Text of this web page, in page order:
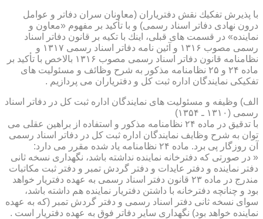
با پذیرش تفكیك نقش دفتریاران (معاونان سران دفاتر و عوامل
درون نهادی دفاتر اسناد رسمی) و با تأكید بر مفهوم «معاون و
نماینده» در قسمت های قبلی، اینك با تكیه بر قانون دفاتر اسناد
رسمی مصوب ۱۳۱۶ و آئین نامه دفاتر اسناد رسمی ۱۳۱۷ و
نظامنامه قانون دفاتر اسناد رسمی مصوب ۱۳۱۶ بالاخص با تأكید بر
ماده ۲۴ و ۲۵ نظامنامه مذكور به شرح وظائف و مسئولیت های
تفكیكی نمایندگان اداره ثبت كل و دفتریاران می پردازیم .
الف) وظیفه و مسئولیت های نمایندگان اداره ثبت كل در دفاتر اسناد
رسمی (۱۳۱۰ ـ ۱۳۵۴)
با تدقیق در ماده ۲۴ نظامنامه مذكور و استفاده از براهین عقلی می
توان به شرح وظایف نمایندگان اداره ثبت كل در دفاتر اسناد رسمی
آن روزگار پی برد. ماده ۲۴ نظامنامه یاد شده مقرر می دارد:
« در صورتی كه دفترخانه نماینده نداشته باشد، نگهداری نسخه ثانی
دفتر نماینده و دفتر عایدات و دفتر گردش تمبر و دفتر ثبت مكاتبات
مندرج در ماده ۲۳ قانون دفتر اسناد رسمی به عهده دفتریار خواهد
بود و چنانچه دفترخانه با داشتن دفتریار نماینده هم داشته باشد،
سوای نسخه ثانی دفتر اسناد رسمی و دفتر گردش تمبر (كه به عهده
نماینده خواهد بود) نگهداری سایر دفاتر فوق به عهده دفتریار است .